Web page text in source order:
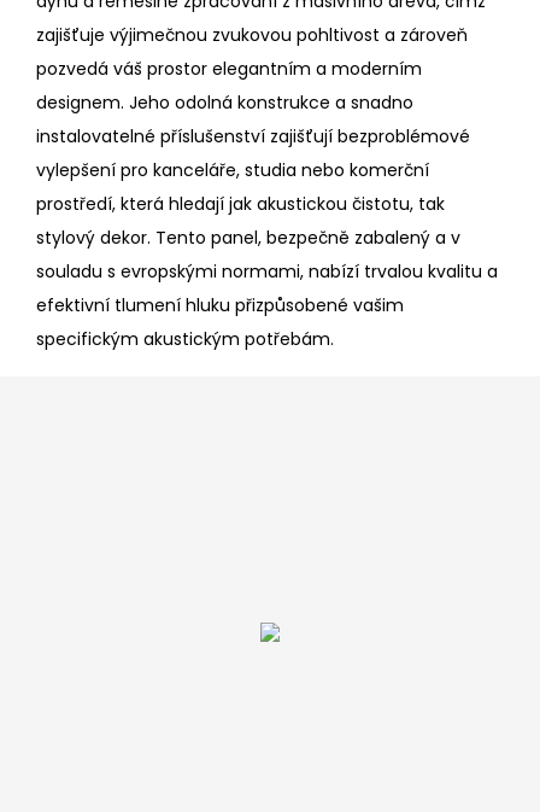
zajišťuje výjimečnou zvukovou pohltivost a zároveň
pozvedá váš prostor elegantním a moderním
designem. Jeho odolná konstrukce a snadno
instalovatelné příslušenství zajišťují bezproblémové
vylepšení pro kanceláře, studia nebo komerční
prostředí, která hledají jak akustickou čistotu, tak
stylový dekor. Tento panel, bezpečně zabalený a v
souladu s evropskými normami, nabízí trvalou kvalitu a
efektivní tlumení hluku přizpůsobené vašim
specifickým akustickým potřebám.